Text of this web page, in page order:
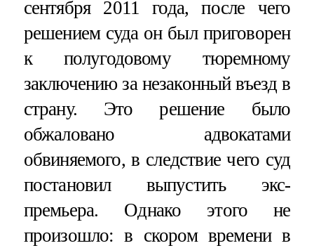
сентября 2011 года, после чего
решением суда он был приговорен
к полугодовому тюремному
заключению за незаконный въезд в
страну. Это решение было
обжаловано адвокатами
обвиняемого, в следствие чего суд
постановил выпустить экс-
премьера. Однако этого не
произошло: в скором времени в